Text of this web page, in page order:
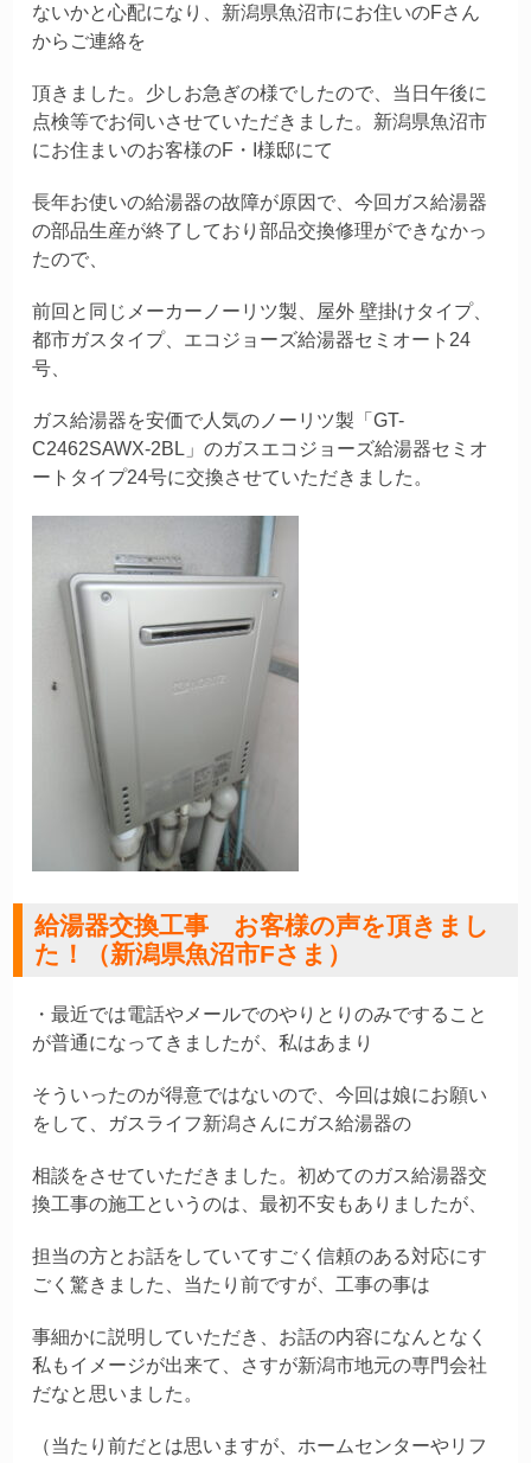
ないかと心配になり、新潟県魚沼市にお住いのFさん
からご連絡を
頂きました。少しお急ぎの様でしたので、当日午後に
点検等でお伺いさせていただきました。新潟県魚沼市
にお住まいのお客様のF・I様邸にて
長年お使いの給湯器の故障が原因で、今回 ガス給湯器
の部品生産が終了しており部品交換修理ができなかっ
たので、
前回と同じメーカーノーリツ製、屋外 壁掛けタイプ、
都市ガスタイプ、エコジョーズ給湯器セミオート24
号、
ガス給湯器を安価で人気のノーリツ製「GT-
C2462SAWX-2BL」のガスエコジョーズ給湯器セミオ
ートタイプ24号に交換させていただきました。
給湯器交換工事 お客様の声を頂きまし
た！（新潟県魚沼市Fさま）
・最近では電話やメールでのやりとりのみですること
が普通になってきましたが、私はあまり
そういったのが得意ではないので、今回は娘にお願い
をして、ガスライフ新潟さんにガス給湯器の
相談をさせていただきました。初めてのガス給湯器交
換工事の施工というのは、最初不安もありましたが、
担当の方とお話をしていてすごく信頼のある対応にす
ごく驚きました、当たり前ですが、工事の事は
事細かに説明していただき、お話の内容になんとなく
私もイメージが出来て、さすが新潟市地元の専門会社
だなと思いました。
（当たり前だとは思いますが、ホームセンターやリフ